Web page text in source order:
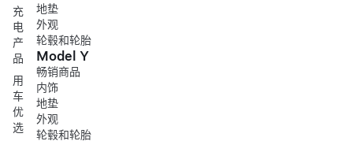
充
电
产
品
用
车
优
选
地垫
外观
轮毂和轮胎
Model Y
畅销商品
内饰
地垫
外观
轮毂和轮胎